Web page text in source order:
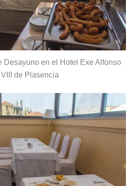
Desayuno en el Hotel Exe Alfonso
VIII de Plasencia